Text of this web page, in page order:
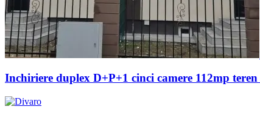
Inchiriere duplex D+P+1 cinci camere 112mp